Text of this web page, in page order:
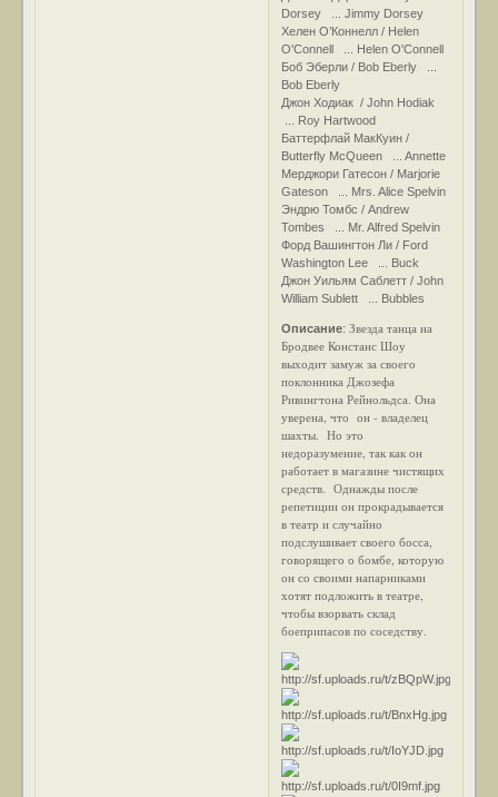
Dorsey ... Jimmy Dorsey
Хелен О’Коннелл / Helen
O'Connell ... Helen O'Connell
Боб Эберли / Bob Eberly ...
Bob Eberly
Джон Ходиак / John Hodiak
... Roy Hartwood
Баттерфлай МакКуин /
Butterfly McQueen ... Annette
Мерджори Гатесон / Marjorie
Gateson ... Mrs. Alice Spelvin
Эндрю Томбс / Andrew
Tombes ... Mr. Alfred Spelvin
Форд Вашингтон Ли / Ford
Washington Lee ... Buck
Джон Уильям Саблетт / John
William Sublett ... Bubbles
Описание:Звезда танца на
Бродвее Констанс Шоу
выходит замуж за своего
поклонника Джозефа
Ривингтона Рейнольдса. Она
уверена, что он - владелец
шахты. Но это
недоразумение, так как он
работает в магазине чистящих
средств. Однажды после
репетиции он прокрадывается
в театр и случайно
подслушивает своего босса,
говорящего о бомбе, которую
он со своими напарниками
хотят подложить в театре,
чтобы взорвать склад
боеприпасов по соседству.